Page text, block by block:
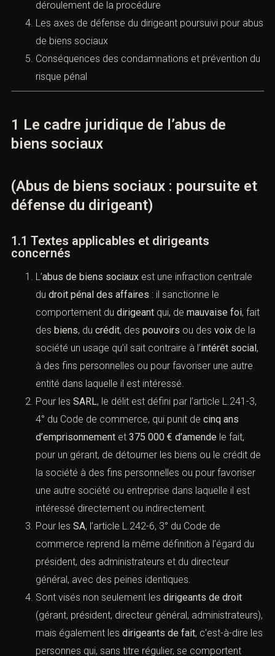
déroulement de la procédure
Les axes de défense du dirigeant poursuivi pour abus
de biens sociaux
Conséquences des condamnations et prévention du
risque pénal
1 Le cadre juridique de l’abus de
biens sociaux
(Abus de biens sociaux : poursuite et
défense du dirigeant)
1.1 Textes applicables et dirigeants
concernés
L’abus de biens sociaux est une infraction centrale
du droit pénal des affaires : il sanctionne le
comportement du dirigeant qui, de mauvaise foi, fait
des biens, du crédit, des pouvoirs ou des voix de la
société un usage qu’il sait contraire à l’intérêt social,
à des fins personnelles ou pour favoriser une autre
entité dans laquelle il est intéressé.
Pour les SARL, le délit est défini par l’article L.241-3,
4° du Code de commerce, qui punit de cinq ans
d’emprisonnement et 375 000 € d’amende le fait,
pour un gérant, de détourner les biens ou le crédit de
la société à des fins personnelles ou pour favoriser
une autre société ou entreprise dans laquelle il est
intéressé directement ou indirectement.
Pour les SA, l’article L.242-6, 3° du Code de
commerce reprend la même définition à l’égard du
président, des administrateurs et du directeur
général, avec des peines identiques.
Sont visés non seulement les dirigeants de droit
(gérant, président, directeur général, administrateurs),
mais également les dirigeants de fait, c’est-à-dire les
personnes qui, sans titre régulier, se comportent